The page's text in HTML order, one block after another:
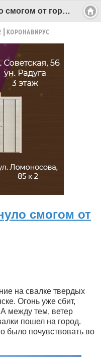
Северодвинск затянуло смогом от горящей свалки - Беломорканал Северодвинск tv29.ru
КОРОНАВИРУС
смогом от
на свалке твердых
Огонь уже сбит,
между тем, ветер
пошел на город.
было почувствовать во